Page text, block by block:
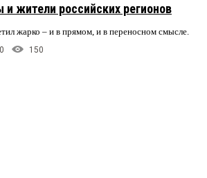
бы они работали, а не пиаром с утра до
и жители российских регионов
жарко – и в прямом, и в переносном смысле.
0 150